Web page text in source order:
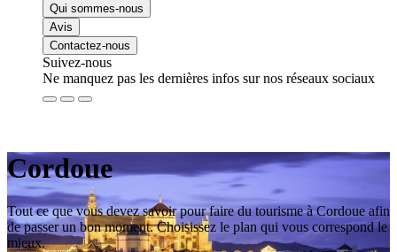
Qui sommes-nous
Avis
Contactez-nous
Suivez-nous
Ne manquez pas les dernières infos sur nos réseaux sociaux
Cordoue
Tout ce que vous devez savoir pour faire du tourisme à Cordoue afin
de passer un bon moment. Choisissez le plan qui vous correspond le
mieux.